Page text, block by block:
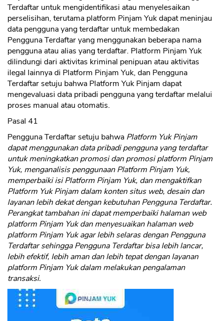
Terdaftar untuk mengidentifikasi atau menyelesaikan
perselisihan, terutama platform Pinjam Yuk dapat meninjau
data pengguna yang terdaftar untuk membedakan
Pengguna Terdaftar yang menggunakan beberapa nama
pengguna atau alias yang terdaftar. Platform Pinjam Yuk
dilindungi dari aktivitas kriminal penipuan atau aktivitas
ilegal lainnya di Platform Pinjam Yuk, dan Pengguna
Terdaftar setuju bahwa Platform Yuk Pinjam dapat
mengevaluasi data pribadi pengguna yang terdaftar melalui
proses manual atau otomatis.
Pasal 41
Pengguna Terdaftar setuju bahwa Platform Yuk Pinjam
dapat menggunakan data pribadi pengguna yang terdaftar
untuk meningkatkan promosi dan promosi platform Pinjam
Yuk, menganalisis penggunaan Platform Pinjam Yuk,
memperbaiki isi Platform Pinjam Yuk, dan mengaktifkan
Platform Yuk Pinjam dalam konten situs web, desain dan
layanan lebih dekat dengan kebutuhan Pengguna Terdaftar.
Perangkat tambahan ini dapat memperbaiki halaman web
platform Pinjam Yuk dan menyesuaikan halaman web
platform Pinjam Yuk agar lebih selaras dengan Pengguna
Terdaftar sehingga Pengguna Terdaftar bisa lebih lancar,
lebih efektif, lebih aman dan lebih tepat dengan layanan
platform Pinjam Yuk dalam melakukan pengalaman
transaksi.
OK
CANCEL